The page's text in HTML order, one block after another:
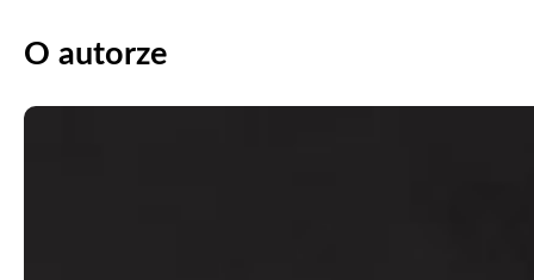
O autorze